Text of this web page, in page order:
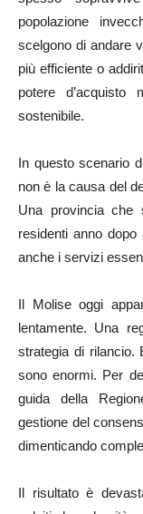
popolazione
scelgono di andare
più efficiente o
potere
sostenibile.
In questo scenario
non è la causa del
Una provincia
residenti anno
anche i servizi
Il Molise oggi
lentamente. Una
strategia di rilancio.
sono enormi. Per
guida della
gestione del
dimenticando
Il risultato è